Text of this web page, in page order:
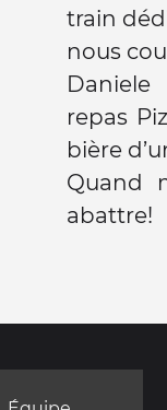
train
nous
Daniele
repas
bière
Quand
abattre!